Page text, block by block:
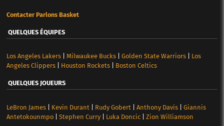
Contacter Parlons Basket
QUELQUES ÉQUIPES
Los Angeles Lakers| Milwaukee Bucks| Golden State Warriors| Los
Angeles Clippers| Houston Rockets| Boston Celtics
QUELQUES JOUEURS
LeBron James| Kevin Durant Rudy Gobert Anthony Davis| Giannis
Antetokounmpo| Stephen Curry| Luka Doncic| Zion Williamson